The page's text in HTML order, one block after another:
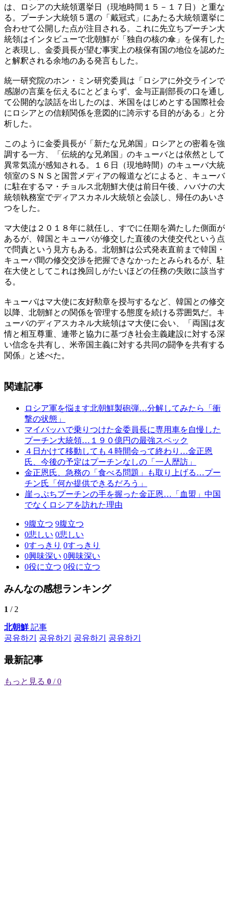
は、ロシアの大統領選挙日（現地時間１５－１７日）と重な
る。プーチン大統領５選の「戴冠式」にあたる大統領選挙に
合わせて公開した点が注目される。これに先立ちプーチン大
統領はインタビューで北朝鮮が「独自の核の傘」を保有した
と表現し、金委員長が望む事実上の核保有国の地位を認めた
と解釈される余地のある発言もした。
統一研究院のホン・ミン研究委員は「ロシアに外交ラインで
感謝の言葉を伝えるにとどまらず、金与正副部長の口を通し
て公開的な談話を出したのは、米国をはじめとする国際社会
にロシアとの信頼関係を意図的に誇示する目的がある」と分
析した。
このように金委員長が「新たな兄弟国」ロシアとの密着を強
調する一方、「伝統的な兄弟国」のキューバとは依然として
異常気流が感知される。１６日（現地時間）のキューバ大統
領室のＳＮＳと国営メディアの報道などによると、キューバ
に駐在するマ・チョルス北朝鮮大使は前日午後、ハバナの大
統領執務室でディアスカネル大統領と会談し、帰任のあいさ
つをした。
マ大使は２０１８年に就任し、すでに任期を満たした側面が
あるが、韓国とキューバが修交した直後の大使交代という点
で問責という見方もある。北朝鮮は公式発表直前まで韓国・
キューバ間の修交交渉を把握できなかったとみられるが、駐
在大使としてこれは挽回しがたいほどの任務の失敗に該当す
る。
キューバはマ大使に友好勲章を授与するなど、韓国との修交
以降、北朝鮮との関係を管理する態度を続ける雰囲気だ。キ
ューバのディアスカネル大統領はマ大使に会い、「両国は友
情と相互尊重、連帯と協力に基づき社会主義建設に対する深
い信念を共有し、米帝国主義に対する共同の闘争を共有する
関係」と述べた。
関連記事
ロシア軍を悩ます北朝鮮製砲弾…分解してみたら「衝
撃の状態」
マイバッハで乗りつけた金委員長に専用車を自慢した
プーチン大統領…１９０億円の最強スペック
４日かけて移動しても４時間会って終わり…金正恩
氏、今後の予定はプーチンなしの「一人歴訪」
金正恩氏、急務の「食べる問題」も取り上げる…プー
チン氏「何か提供できるだろう」
崖っぷちプーチンの手を握った金正恩…「血盟」中国
でなくロシアを訪れた理由
9腹立つ 9腹立つ
0悲しい 0悲しい
0すっきり 0すっきり
0興味深い 0興味深い
0役に立つ 0役に立つ
みんなの感想ランキング
1 / 2
北朝鮮記事
공유하기
공유하기 공유하기 공유하기
最新記事
もっと見る 0 / 0